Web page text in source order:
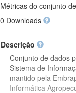
Métricas do conjunto
0 Downloads
Descrição
Conjunto de dados
Sistema de
mantido pela
Informática